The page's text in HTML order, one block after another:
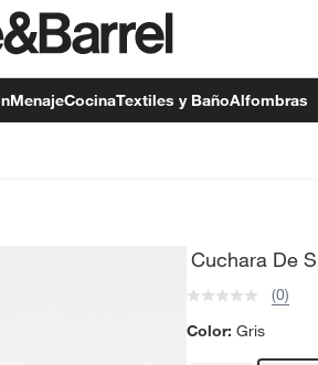
MenajeCocinaTextiles y BañoAlfombras
Cuchara De
(0)
Color: Gris